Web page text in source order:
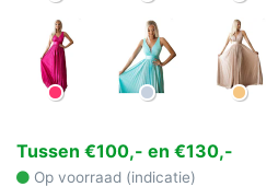
Tussen €100,- en €130,-
Op voorraad (indicatie)